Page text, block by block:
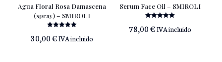
Agua Floral Rosa Damascena
(spray) – SMIROLI
con
30,00€IVA incluido
Serum Face Oil – SMIROLI
con
78,00€IVA incluido